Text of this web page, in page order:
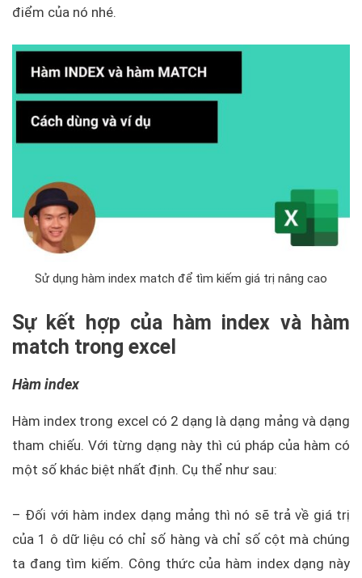
điểm của nó nhé.
Sử dụng hàm index match để tìm kiếm giá trị nâng cao
Sự kết hợp của hàm index và hàm
match trong excel
Hàm index
Hàm index trong excel có 2 dạng là dạng mảng và dạng
tham chiếu. Với từng dạng này thì cú pháp của hàm có
một số khác biệt nhất định. Cụ thể như sau:
– Đối với hàm index dạng mảng thì nó sẽ trả về giá trị
của 1 ô dữ liệu có chỉ số hàng và chỉ số cột mà chúng
ta đang tìm kiếm. Công thức của hàm index dạng này